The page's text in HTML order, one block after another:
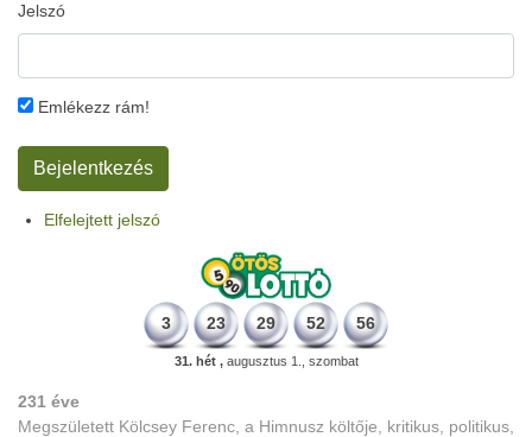
Jelszó
Emlékezz rám!
Elfelejtett jelszó
3 23 29 52 56
31. hét ,augusztus 1., szombat
231 éve
Megszületett Kölcsey Ferenc, a Himnusz költője, kritikus, politikus,